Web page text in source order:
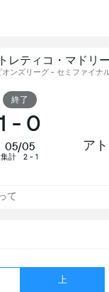
レティコ・マドリ
オンズリーグ - セミファイナ
終了
- 0
05/05
集計 2 - 1
ア
て
上